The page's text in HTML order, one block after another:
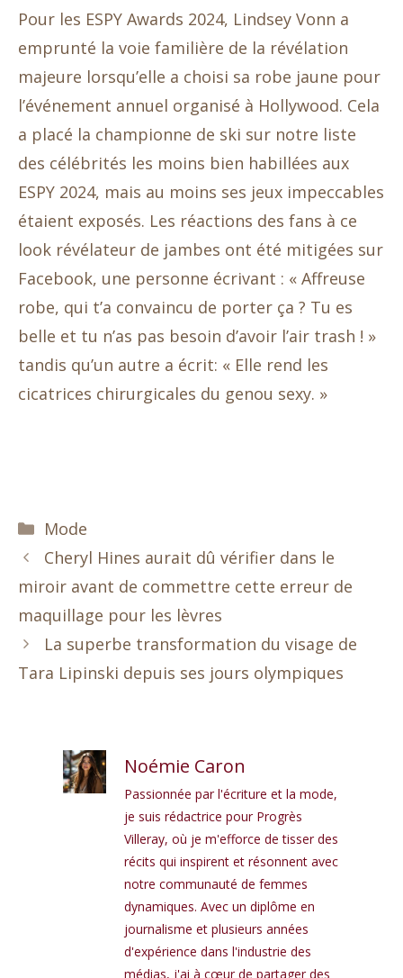
Pour les ESPY Awards 2024, Lindsey Vonn a
emprunté la voie familière de la révélation
majeure lorsqu’elle a choisi sa robe jaune pour
l’événement annuel organisé à Hollywood. Cela
a placé la championne de ski sur notre liste
des célébrités les moins bien habillées aux
ESPY 2024, mais au moins ses jeux impeccables
étaient exposés. Les réactions des fans à ce
look révélateur de jambes ont été mitigées sur
Facebook, une personne écrivant : « Affreuse
robe, qui t’a convaincu de porter ça ? Tu es
belle et tu n’as pas besoin d’avoir l’air trash ! »
tandis qu’un autre a écrit: « Elle rend les
cicatrices chirurgicales du genou sexy. »
Catégories
Mode
Cheryl Hines aurait dû vérifier dans le
miroir avant de commettre cette erreur de
maquillage pour les lèvres
La superbe transformation du visage de
Tara Lipinski depuis ses jours olympiques
Noémie Caron
Passionnée par l'écriture et la mode,
je suis rédactrice pour Progrès
Villeray, où je m'efforce de tisser des
récits qui inspirent et résonnent avec
notre communauté de femmes
dynamiques. Avec un diplôme en
journalisme et plusieurs années
d'expérience dans l'industrie des
médias, j'ai à cœur de partager des